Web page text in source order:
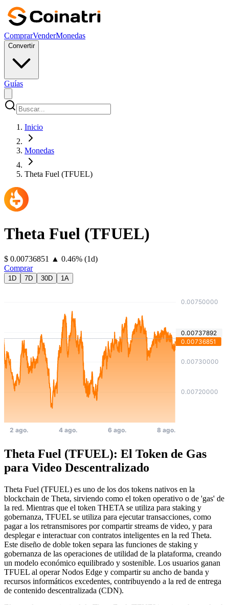
ComprarVenderMonedas
Convertir
Guías
Inicio
Monedas
Theta Fuel (TFUEL)
Theta Fuel (TFUEL)
⁦$⁩ 0.00736851 ▲ 0.46% (1d)
Comprar
1D 7D 30D 1A
Theta Fuel (TFUEL): El Token de Gas
para Video Descentralizado
Theta Fuel (TFUEL) es uno de los dos tokens nativos en la
blockchain de Theta, sirviendo como el token operativo o de 'gas' de
la red. Mientras que el token THETA se utiliza para staking y
gobernanza, TFUEL se utiliza para ejecutar transacciones, como
pagar a los retransmisores por compartir streams de video, y para
desplegar e interactuar con contratos inteligentes en la red Theta.
Este diseño de doble token separa las funciones de staking y
gobernanza de las operaciones de utilidad de la plataforma, creando
un modelo económico equilibrado y sostenible. Los usuarios ganan
TFUEL al operar Nodos Edge y compartir su ancho de banda y
recursos informáticos excedentes, contribuyendo a la red de entrega
de contenido descentralizada (CDN).